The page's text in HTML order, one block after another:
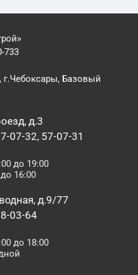
733
г.Чебоксары, Базовый
д.3
07-32, 57-07-31
до 19:00
16:00
д.9/77
03-64
до 18:00